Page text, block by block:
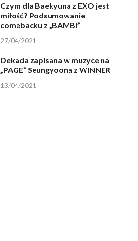
Czym dla Baekyuna z EXO jest
miłość? Podsumowanie
comebacku z „BAMBI”
27/04/2021
Dekada zapisana w muzyce na
„PAGE” Seungyoona z WINNER
13/04/2021